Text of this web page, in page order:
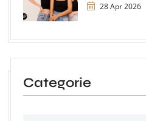
28 Apr 2026
Categorie